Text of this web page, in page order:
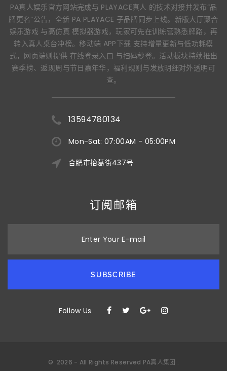
PA真人娱乐官方网站完成与 PLAYACE真人 的技术对接并发布“品
牌更名”公告，全新 PA PLAYACE 子品牌同步上线。新版大厅聚合
娱乐游戏 与高仿真 模拟器游戏，玩家可先在训练营熟悉牌路，再
转入真人桌台冲榜。移动端 APP下载 支持增量更新与低功耗模
式，网页端则提供 在线登录入口 与扫码秒登。活动板块持续推出
赛季榜、返现周与节日嘉年华，福利规则与发放明细对外透明可
查。
13594780134
Mon-Sat: 07:00AM - 05:00PM
合肥市抬葛街437号
订阅邮箱
Enter Your E-mail
SUBSCRIBE
Follow Us
© 2026 - All Rights Reserved PA真人集团 .